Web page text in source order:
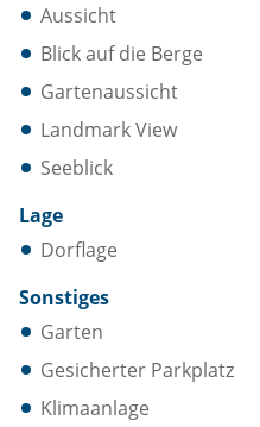
Aussicht
Blick auf die Berge
Gartenaussicht
Landmark View
Seeblick
Lage
Dorflage
Sonstiges
Garten
Gesicherter Parkplatz
Klimaanlage